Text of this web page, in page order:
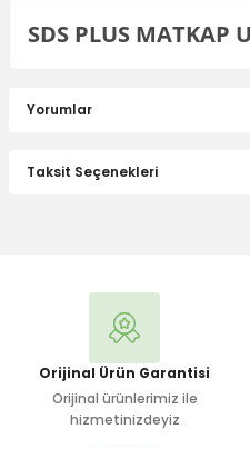
SDS PLUS MATKAP
Yorumlar
Taksit Seçenekleri
Orijinal Ürün Garantisi
Orijinal ürünlerimiz ile
hizmetinizdeyiz